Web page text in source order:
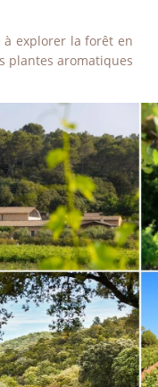
explorer la forêt en
plantes aromatiques